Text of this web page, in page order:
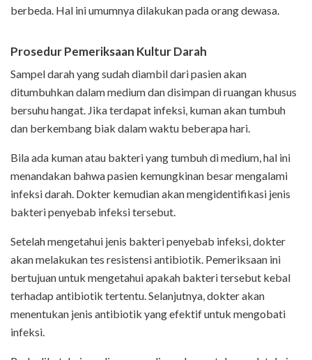
berbeda. Hal ini umumnya dilakukan pada orang dewasa.
Prosedur Pemeriksaan Kultur Darah
Sampel darah yang sudah diambil dari pasien akan
ditumbuhkan dalam medium dan disimpan di ruangan khusus
bersuhu hangat. Jika terdapat infeksi, kuman akan tumbuh
dan berkembang biak dalam waktu beberapa hari.
Bila ada kuman atau bakteri yang tumbuh di medium, hal ini
menandakan bahwa pasien kemungkinan besar mengalami
infeksi darah. Dokter kemudian akan mengidentifikasi jenis
bakteri penyebab infeksi tersebut.
Setelah mengetahui jenis bakteri penyebab infeksi, dokter
akan melakukan tes resistensi antibiotik. Pemeriksaan ini
bertujuan untuk mengetahui apakah bakteri tersebut kebal
terhadap antibiotik tertentu. Selanjutnya, dokter akan
menentukan jenis antibiotik yang efektif untuk mengobati
infeksi.